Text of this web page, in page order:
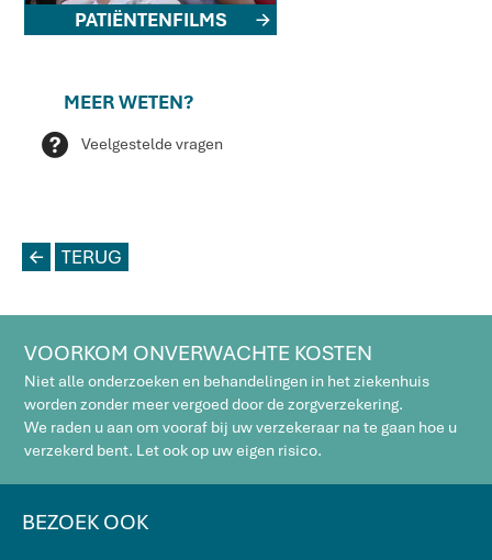
PATIËNTENFILMS R
MEER WETEN?
Q Veelgestelde vragen
L TERUG
VOORKOM ONVERWACHTE KOSTEN
Niet alle onderzoeken en behandelingen in het ziekenhuis
worden zonder meer vergoed door de zorgverzekering.
We raden u aan om vooraf bij uw verzekeraar na te gaan hoe u
verzekerd bent. Let ook op uw eigen risico.
BEZOEK OOK